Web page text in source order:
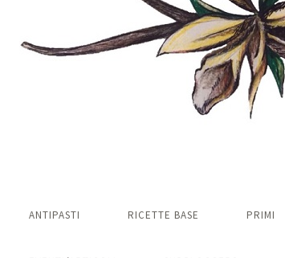
ANTIPASTI RICETTE BASE PRIMI